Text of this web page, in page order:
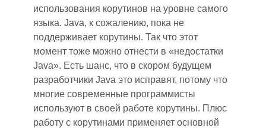
использования корутинов на уровне самого
языка. Java, к сожалению, пока не
поддерживает корутины. Так что этот
момент тоже можно отнести в «недостатки
Java». Есть шанс, что в скором будущем
разработчики Java это исправят, потому что
многие современные программисты
используют в своей работе корутины. Плюс
работу с корутинами применяет основной